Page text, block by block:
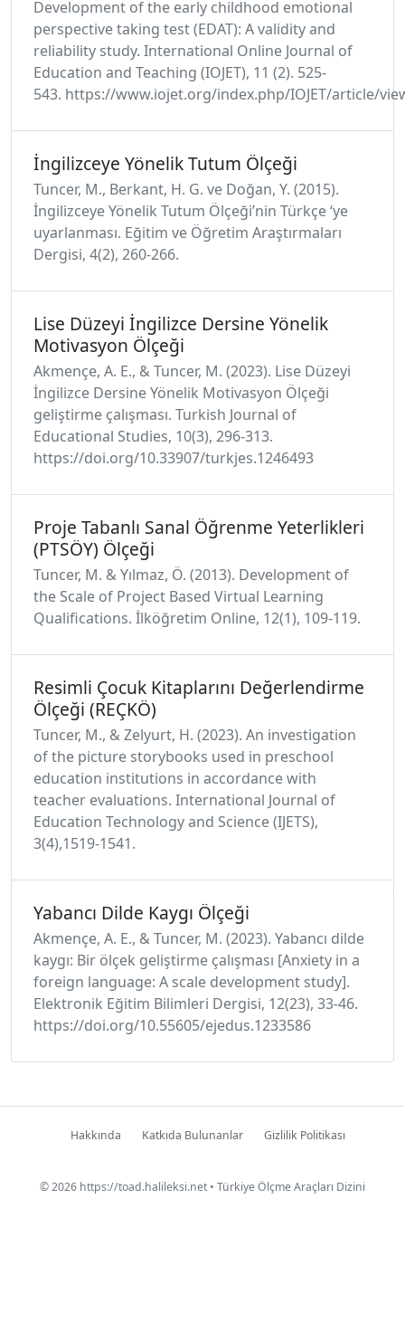
Development of the early childhood emotional
perspective taking test (EDAT): A validity and
reliability study. International Online Journal of
Education and Teaching (IOJET), 11 (2). 525-
543. https://www.iojet.org/index.php/IOJET/article/
İngilizceye Yönelik Tutum Ölçeği
Tuncer, M., Berkant, H. G. ve Doğan, Y. (2015).
İngilizceye Yönelik Tutum Ölçeği’nin Türkçe ‘ye
uyarlanması. Eğitim ve Öğretim Araştırmaları
Dergisi, 4(2), 260-266.
Lise Düzeyi İngilizce Dersine Yönelik
Motivasyon Ölçeği
Akmençe, A. E., & Tuncer, M. (2023). Lise Düzeyi
İngilizce Dersine Yönelik Motivasyon Ölçeği
geliştirme çalışması. Turkish Journal of
Educational Studies, 10(3), 296-313.
https://doi.org/10.33907/turkjes.1246493
Proje Tabanlı Sanal Öğrenme Yeterlikleri
(PTSÖY) Ölçeği
Tuncer, M. & Yılmaz, Ö. (2013). Development of
the Scale of Project Based Virtual Learning
Qualifications. İlköğretim Online, 12(1), 109-119.
Resimli Çocuk Kitaplarını Değerlendirme
Ölçeği (REÇKÖ)
Tuncer, M., & Zelyurt, H. (2023). An investigation
of the picture storybooks used in preschool
education institutions in accordance with
teacher evaluations. International Journal of
Education Technology and Science (IJETS),
3(4),1519-1541.
Yabancı Dilde Kaygı Ölçeği
Akmençe, A. E., & Tuncer, M. (2023). Yabancı dilde
kaygı: Bir ölçek geliştirme çalışması [Anxiety in a
foreign language: A scale development study].
Elektronik Eğitim Bilimleri Dergisi, 12(23), 33-46.
https://doi.org/10.55605/ejedus.1233586
Hakkında Katkıda Bulunanlar Gizlilik Politikası
© 2026 https://toad.halileksi.net • Türkiye Ölçme Araçları Dizini